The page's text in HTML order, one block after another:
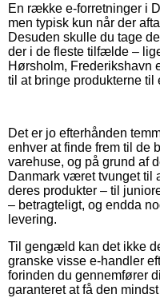
En række e-forretninger i
men typisk kun når der
Desuden skulle du tage
der i de fleste tilfælde –
Hørsholm, Frederikshavn
til at bringe produkterne til
Det er jo efterhånden
enhver at finde frem til de
varehuse, og på grund af
Danmark været tvunget til
deres produkter – til
– betragteligt, og endda
levering.
Til gengæld kan det ikke
granske visse e-handler
forinden du gennemfører
garanteret at få den